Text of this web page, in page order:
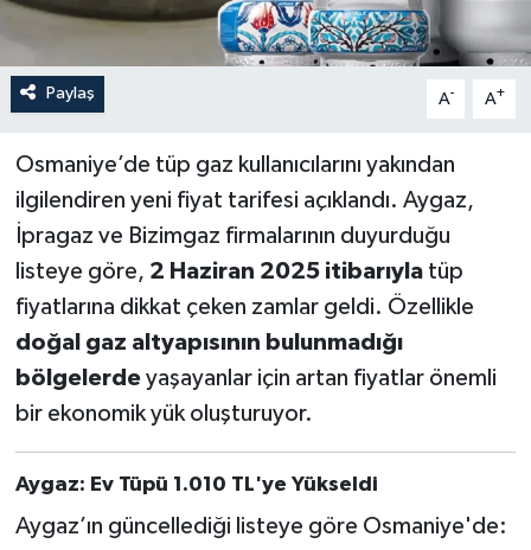
Paylaş A- A+
Osmaniye’de tüp gaz kullanıcılarını yakından
ilgilendiren yeni fiyat tarifesi açıklandı. Aygaz,
İpragaz ve Bizimgaz firmalarının duyurduğu
listeye göre, 2 Haziran 2025 itibarıylatüp
fiyatlarına dikkat çeken zamlar geldi. Özellikle
doğal gaz altyapısının bulunmadığı
bölgelerdeyaşayanlar için artan fiyatlar önemli
bir ekonomik yük oluşturuyor.
Aygaz: Ev Tüpü 1.010 TL'ye Yükseldi
Aygaz’ın güncellediği listeye göre Osmaniye'de: